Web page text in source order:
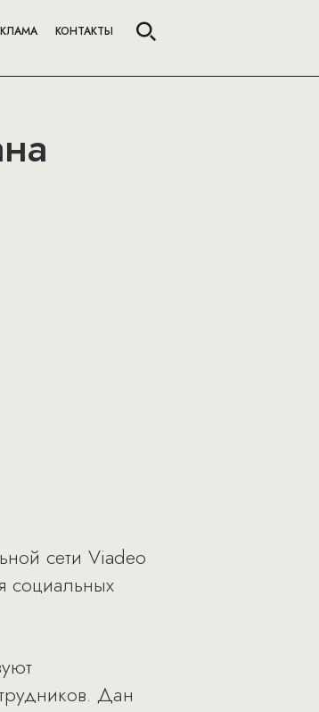
КОНТАКТЫ
сети Viadeo
социальных
Дан